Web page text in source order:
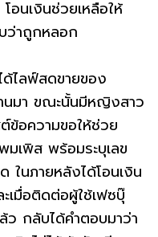
นเงินช่วยเหลือให้
ว่าถูกหลอก
ไลฟ์สดขายของ
นมา ขณะนั้นมีหญิงสาว
ข้อความขอให้ช่วย
มเพิส พร้อมระบุเลข
ในภายหลังได้โอนเงิน
เมื่อติดต่อผู้ใช้เฟซบุ๊
ว กลับได้คำตอบมาว่า